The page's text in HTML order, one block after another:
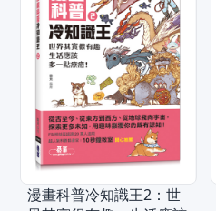
漫畫科普冷知識王2：世